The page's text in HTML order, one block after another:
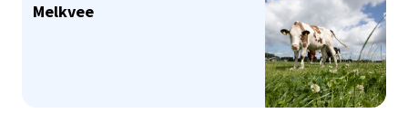
Melkvee